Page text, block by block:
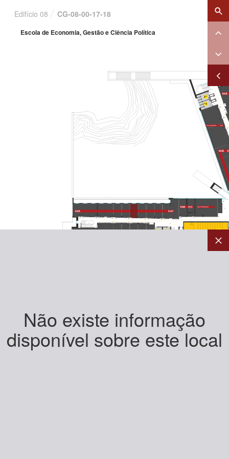
Edifício 08 CG-08-00-17-18
Escola de Economia, Gestão e Ciência Política
×
Não existe informação
disponível sobre este local